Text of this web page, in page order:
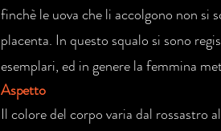
finchè le uova che li accolgono non si
placenta. In questo squalo si sono
esemplari, ed in genere la femmina
Aspetto
Il colore del corpo varia dal rossastro